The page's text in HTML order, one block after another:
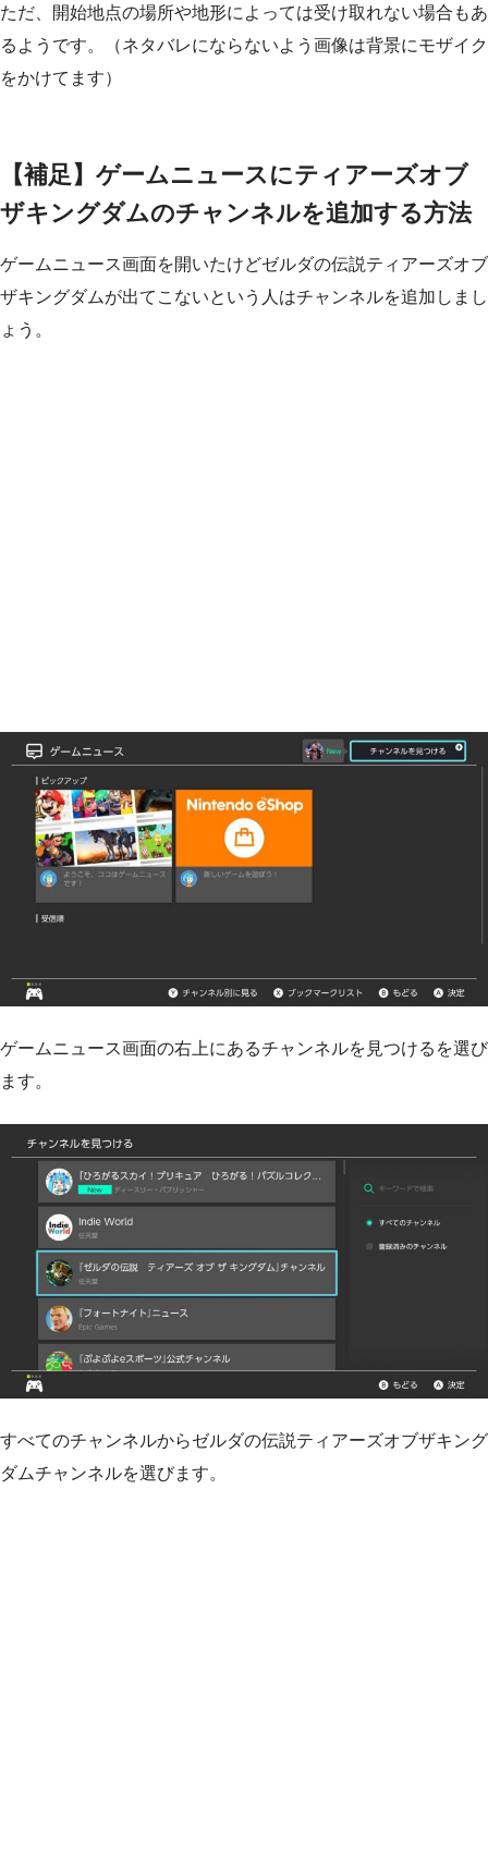
ただ、開始地点の場所や地形によっては受け取れない場合もあ
るようです。（ネタバレにならないよう画像は背景にモザイク
をかけてます）
【補足】ゲームニュースにティアーズオブ
ザキングダムのチャンネルを追加する方法
ゲームニュース画面を開いたけどゼルダの伝説ティアーズオブ
ザキングダムが出てこないという人はチャンネルを追加しまし
ょう。
ゲームニュース画面の右上にあるチャンネルを見つけるを選び
ます。
すべてのチャンネルからゼルダの伝説ティアーズオブザキング
ダムチャンネルを選びます。